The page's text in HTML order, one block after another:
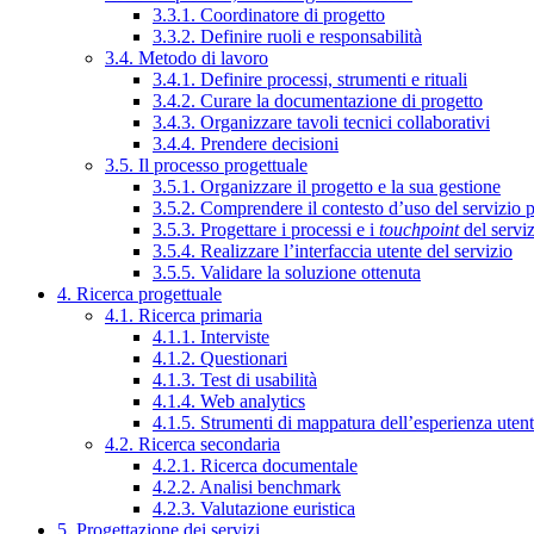
3.3.1. Coordinatore di progetto
3.3.2. Definire ruoli e responsabilità
3.4. Metodo di lavoro
3.4.1. Definire processi, strumenti e rituali
3.4.2. Curare la documentazione di progetto
3.4.3. Organizzare tavoli tecnici collaborativi
3.4.4. Prendere decisioni
3.5. Il processo progettuale
3.5.1. Organizzare il progetto e la sua gestione
3.5.2. Comprendere il contesto d’uso del servizio
3.5.3. Progettare i processi e i touchpointdel
3.5.4. Realizzare l’interfaccia utente del servizio
3.5.5. Validare la soluzione ottenuta
4. Ricerca progettuale
4.1. Ricerca primaria
4.1.1. Interviste
4.1.2. Questionari
4.1.3. Test di usabilità
4.1.4. Web analytics
4.1.5. Strumenti di mappatura dell’esperienza
4.2. Ricerca secondaria
4.2.1. Ricerca documentale
4.2.2. Analisi benchmark
4.2.3. Valutazione euristica
5. Progettazione dei servizi